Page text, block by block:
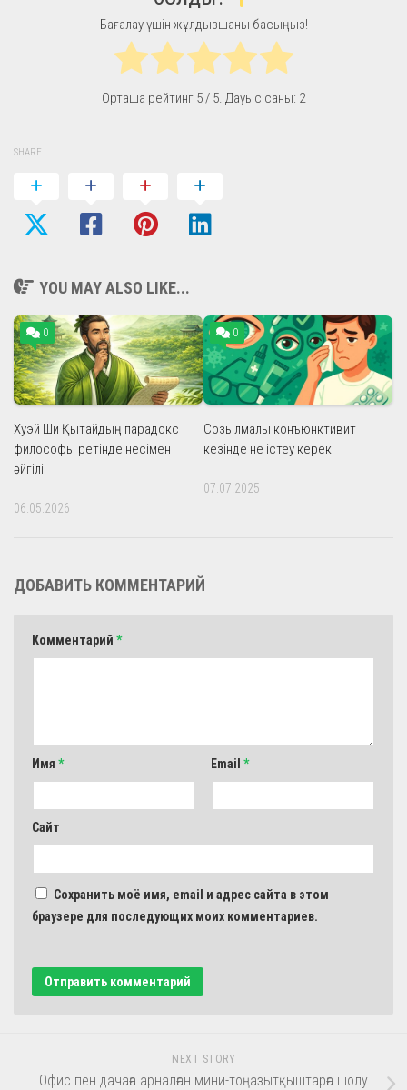
Бағалау үшін жұлдызшаны басыңыз!
Орташа рейтинг 5/ 5. Дауыс саны: 2
SHARE
YOU MAY ALSO LIKE...
0
Хуэй Ши Қытайдың парадокс
философы ретінде несімен
әйгілі
06.05.2026
0
Созылмалы конъюнктивит
кезінде не істеу керек
07.07.2025
ДОБАВИТЬ КОММЕНТАРИЙ
Комментарий *
Имя * Email *
Сайт
Сохранить моё имя, email и адрес сайта в этом
браузере для последующих моих комментариев.
NEXT STORY
Офис пен дачаға арналған мини-тоңазытқыштарға шолу